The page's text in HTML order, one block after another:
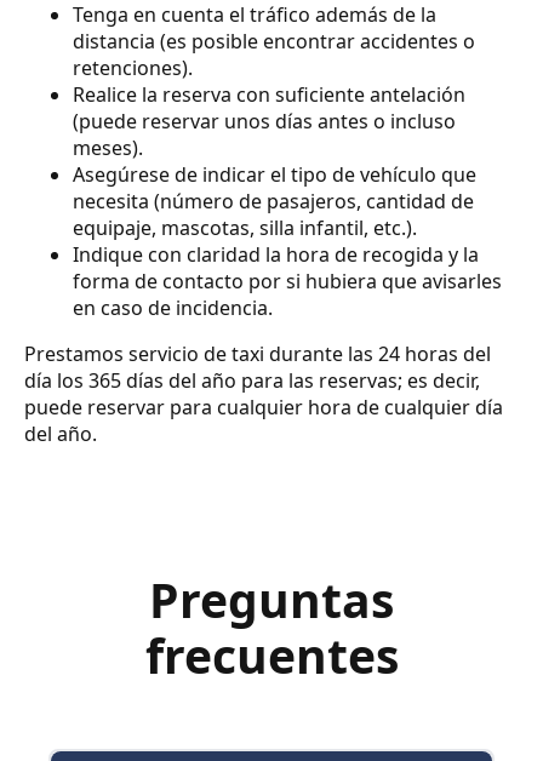
Tenga en cuenta el tráfico además de la
distancia (es posible encontrar accidentes o
retenciones).
Realice la reserva con suficiente antelación
(puede reservar unos días antes o incluso
meses).
Asegúrese de indicar el tipo de vehículo que
necesita (número de pasajeros, cantidad de
equipaje, mascotas, silla infantil, etc.).
Indique con claridad la hora de recogida y la
forma de contacto por si hubiera que avisarles
en caso de incidencia.
Prestamos servicio de taxi durante las 24 horas del
día los 365 días del año para las reservas; es decir,
puede reservar para cualquier hora de cualquier día
del año.
Preguntas
frecuentes